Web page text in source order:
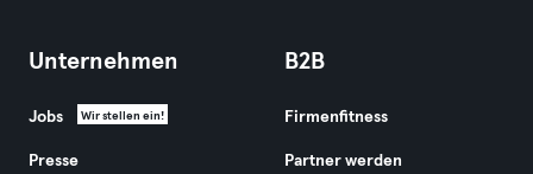
Unternehmen
Jobs Wir stellen ein!
Presse
B2B
Firmenfitness
Partner werden